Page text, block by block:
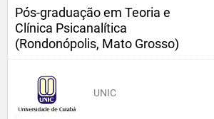
Pós-graduação em Teoria e
Clínica Psicanalítica
(Rondonópolis, Mato Grosso)
UNIC